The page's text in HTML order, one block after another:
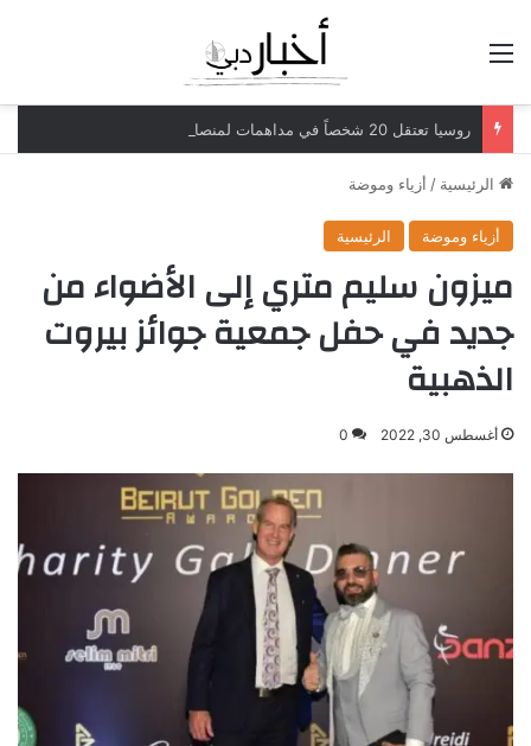
الرئيسية / أزياء وموضة
أزياء وموضة الرئيسية
ميزون سليم متري إلى الأضواء من
جديد في حفل جمعية جوائز بيروت
الذهبية
أغسطس 30, 2022 0